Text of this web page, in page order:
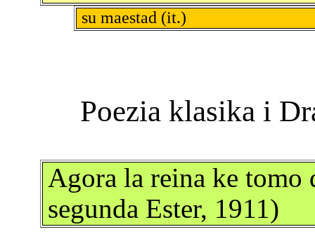
su maestad (it.)
Agora la reina ke tomo
segunda Ester, 1911)